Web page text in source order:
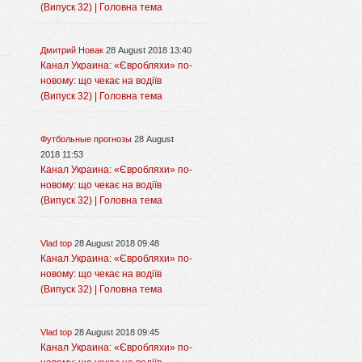
(Випуск 32) | Головна тема
Дмитрий Новак 28 August 2018 13:40
Канал Украина: «Євробляхи» по-
новому: що чекає на водіїв
(Випуск 32) | Головна тема
Футбольные прогнозы 28 August
2018 11:53
Канал Украина: «Євробляхи» по-
новому: що чекає на водіїв
(Випуск 32) | Головна тема
Vlad top 28 August 2018 09:48
Канал Украина: «Євробляхи» по-
новому: що чекає на водіїв
(Випуск 32) | Головна тема
Vlad top 28 August 2018 09:45
Канал Украина: «Євробляхи» по-